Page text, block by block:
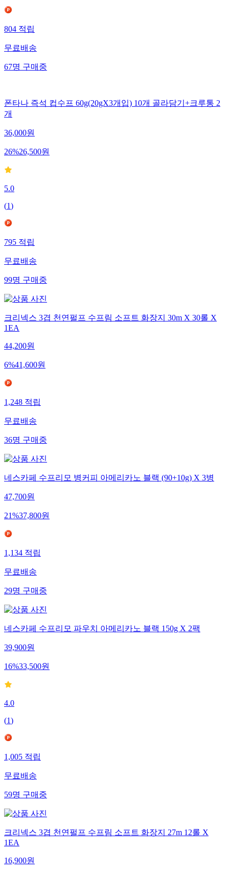
804적립
무료배송
67명구매중
폰타나 즉석 컵수프 60g(20gX3개입) 10개 골라담기+크루통 2
개
36,000원
26%26,500원
5.0
(1)
795적립
무료배송
99명구매중
크리넥스 3겹 천연펄프 수프림 소프트 화장지 30m X 30롤 X
1EA
44,200원
6%41,600원
1,248적립
무료배송
36명구매중
네스카페 수프리모 병커피 아메리카노 블랙 (90+10g) X 3병
47,700원
21%37,800원
1,134적립
무료배송
29명구매중
네스카페 수프리모 파우치 아메리카노 블랙 150g X 2팩
39,900원
16%33,500원
4.0
(1)
1,005적립
무료배송
59명구매중
크리넥스 3겹 천연펄프 수프림 소프트 화장지 27m 12롤 X
1EA
16,900원